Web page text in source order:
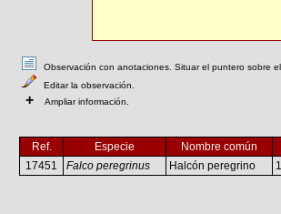
Observación con anotaciones. Situar el puntero sobre el
Editar la observación.
+ Ampliar información.
Ref. Especie Nombre común
17451
Falco peregrinus Halcón peregrino